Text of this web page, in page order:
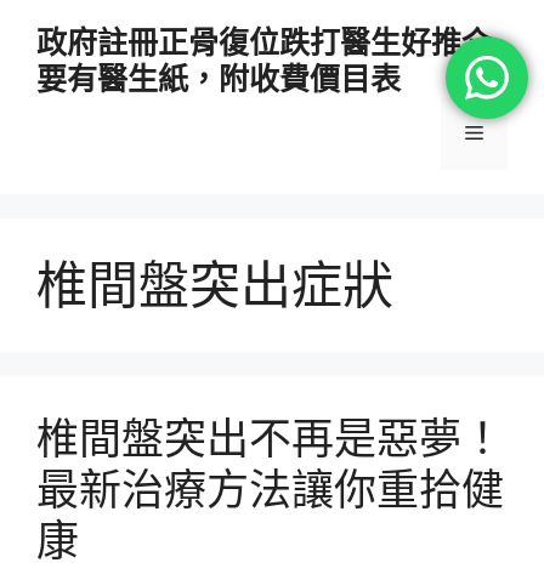
政府註冊正骨復位跌打醫生好推介
要有醫生紙，附收費價目表
選
椎間盤突出症狀
椎間盤突出不再是惡夢！
最新治療方法讓你重拾健
康